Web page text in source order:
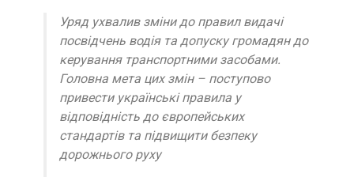
Уряд ухвалив зміни до правил видачі
посвідчень водія та допуску громадян до
керування транспортними засобами.
Головна мета цих змін – поступово
привести українські правила у
відповідність до європейських
стандартів та підвищити безпеку
дорожнього руху